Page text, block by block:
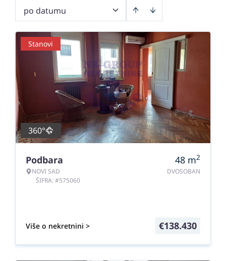
po datumu
Stanovi
360°
Podbara
NOVI SAD
ŠIFRA: #575060
48 m2
DVOSOBAN
Više o nekretnini > €138.430